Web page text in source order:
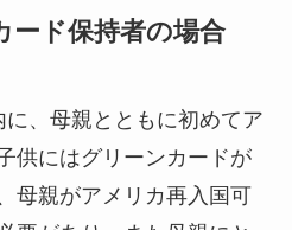
ード保持者の場合
、母親とともに初めてア
供にはグリーンカードが
母親がアメリカ再入国可